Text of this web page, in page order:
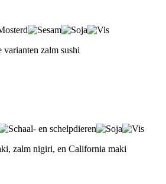
zalm sushi
zalm nigiri, en California maki